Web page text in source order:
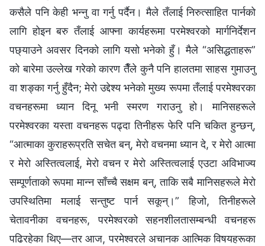
कसैले पनि केही भन्‍नु वा गर्नु पर्दैन। मैले तँलाई निरुत्साहित पार्नको
लागि होइन बरु तँलाई आफ्ना कार्यहरूमा परमेश्‍वरको मार्गनिर्देशन
पछ्याउने अवसर दिनको लागि यसो भनेको हुँ। मैले “असिद्धताहरू”
को बारेमा उल्‍लेख गरेको कारण तैँले कुनै पनि हालतमा साहस गुमाउनु
वा शङ्का गर्नु हुँदैन; मेरो उद्देश्य भनेको मुख्य रूपमा तँलाई परमेश्‍वरका
वचनहरूमा ध्यान दिनू भनी स्मरण गराउनु हो। मानिसहरूले
परमेश्‍वरका यस्ता वचनहरू पढ्दा तिनीहरू फेरि पनि चकित हुन्छन्,
“आत्माका कुराहरूप्रति सचेत बन्, मेरो वचनमा ध्यान दे, र मेरो आत्मा
र मेरो अस्तित्वलाई, मेरो वचन र मेरो अस्तित्वलाई एउटा अविभाज्य
सम्पूर्णताको रूपमा मान्न साँच्चै सक्षम बन्, ताकि सबै मानिसहरूले मेरो
उपस्थितिमा मलाई सन्तुष्ट पार्न सकून्।” हिजो, तिनीहरूले
चेतावनीका वचनहरू, परमेश्‍वरको सहनशीलतासम्‍बन्धी वचनहरू
पढिरहेका थिए—तर आज, परमेश्‍वरले अचानक आत्मिक विषयहरूका